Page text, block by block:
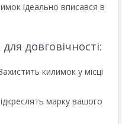
ідеально вписався в
довговічності:
килимок у місці
марку вашого